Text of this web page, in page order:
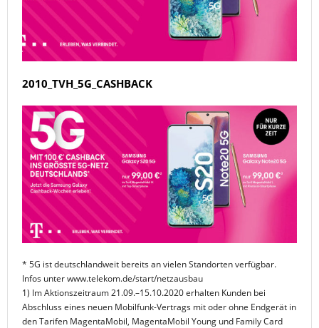
2010_TVH_5G_CASHBACK
* 5G ist deutschlandweit bereits an vielen Standorten verfügbar.
Infos unter www.telekom.de/start/netzausbau
1) Im Aktionszeitraum 21.09.–15.10.2020 erhalten Kunden bei
Abschluss eines neuen Mobilfunk-Vertrags mit oder ohne Endgerät in
den Tarifen MagentaMobil, MagentaMobil Young und Family Card